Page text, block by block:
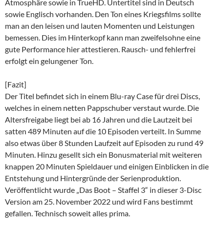
Atmosphäre sowie in TrueHD. Untertitel sind in Deutsch
sowie Englisch vorhanden. Den Ton eines Kriegsfilms sollte
man an den leisen und lauten Momenten und Leistungen
bemessen. Dies im Hinterkopf kann man zweifelsohne eine
gute Performance hier attestieren. Rausch- und fehlerfrei
erfolgt ein gelungener Ton.
[Fazit]
Der Titel befindet sich in einem Blu-ray Case für drei Discs,
welches in einem netten Pappschuber verstaut wurde. Die
Altersfreigabe liegt bei ab 16 Jahren und die Lautzeit bei
satten 489 Minuten auf die 10 Episoden verteilt. In Summe
also etwas über 8 Stunden Laufzeit auf Episoden zu rund 49
Minuten. Hinzu gesellt sich ein Bonusmaterial mit weiteren
knappen 20 Minuten Spieldauer und einigen Einblicken in die
Entstehung und Hintergründe der Serienproduktion.
Veröffentlicht wurde „Das Boot – Staffel 3“ in dieser 3-Disc
Version am 25. November 2022 und wird Fans bestimmt
gefallen. Technisch soweit alles prima.